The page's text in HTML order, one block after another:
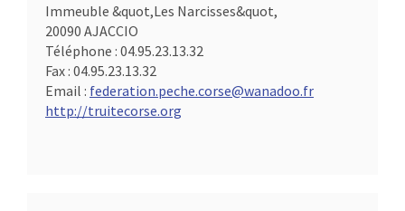
Immeuble &quot,Les Narcisses&quot,
20090 AJACCIO
Téléphone : 04.95.23.13.32
Fax : 04.95.23.13.32
Email : federation.peche.corse@wanadoo.fr
http://truitecorse.org